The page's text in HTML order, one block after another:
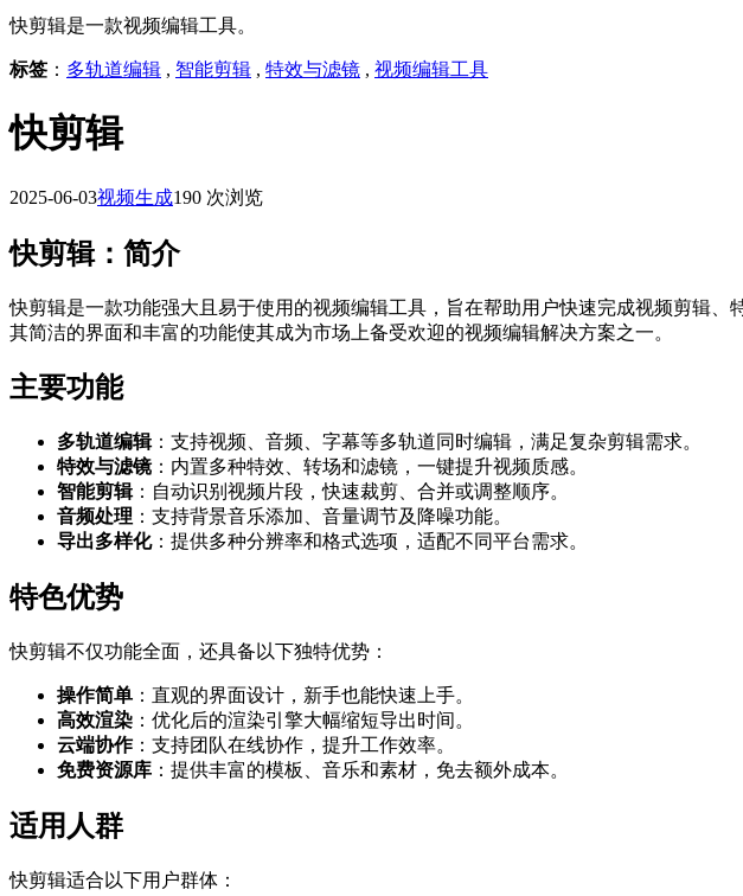
快剪辑是一款视频编辑工具。
标签 ： 多轨道编辑 , 智能剪辑 , 特效与滤镜 , 视频编辑工具
快剪辑
2025-06-03视频生成190 次浏览
快剪辑：简介
快剪辑是一款功能强大且易于使用的视频编辑工具，旨在帮助用户快速完成视频剪辑
其简洁的界面和丰富的功能使其成为市场上备受欢迎的视频编辑解决方案之一。
主要功能
多轨道编辑：支持视频、音频、字幕等多轨道同时编辑，满足复杂剪辑需求。
特效与滤镜：内置多种特效、转场和滤镜，一键提升视频质感。
智能剪辑：自动识别视频片段，快速裁剪、合并或调整顺序。
音频处理 ：支持背景音乐添加、音量调节及降噪功能。
导出多样化：提供多种分辨率和格式选项，适配不同平台需求。
特色优势
快剪辑不仅功能全面，还具备以下独特优势：
操作简单 ：直观的界面设计，新手也能快速上手。
高效渲染 ：优化后的渲染引擎大幅缩短导出时间。
云端协作：支持团队在线协作，提升工作效率。
免费资源库 ：提供丰富的模板、音乐和素材，免去额外成本。
适用人群
快剪辑适合以下用户群体：